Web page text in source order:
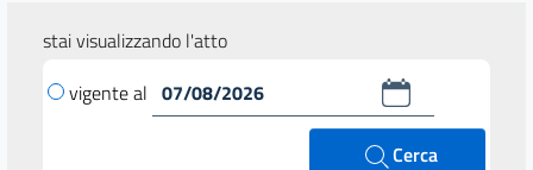
stai visualizzando l'atto
vigente al
Cerca